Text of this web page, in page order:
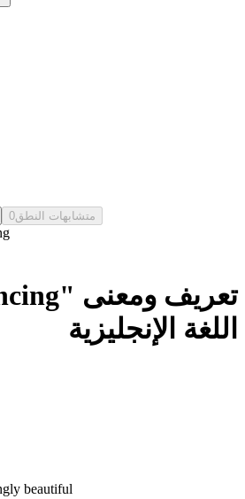
متشابهات النطق0
اللغة الإنجليزية
beautiful